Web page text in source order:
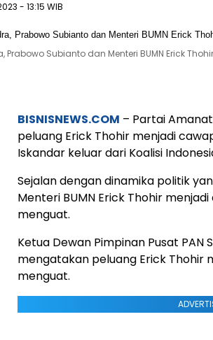
- 13:15 WIB
Prabowo Subianto dan Menteri BUMN Erick
BISNISNEWS.COM – Partai
peluang Erick Thohir menjadi
Iskandar keluar dari Koalisi
Sejalan dengan dinamika politik
Menteri BUMN Erick Thohir
menguat.
Ketua Dewan Pimpinan Pusat PAN
mengatakan peluang Erick Thohir
menguat.